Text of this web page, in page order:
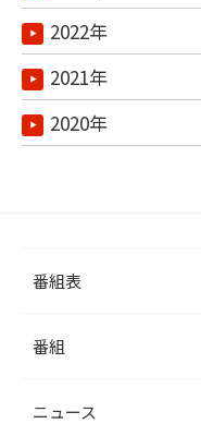
2022年
2021年
2020年
番組表
番組
ニュース